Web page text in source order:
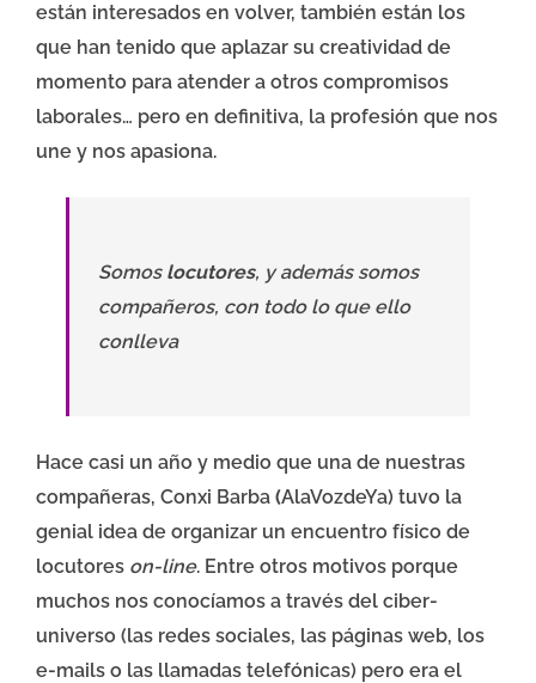
están interesados en volver, también están los
que han tenido que aplazar su creatividad de
momento para atender a otros compromisos
laborales… pero en definitiva, la profesión que nos
une y nos apasiona.
Somos locutores, y además somos
compañeros, con todo lo que ello
conlleva
Hace casi un año y medio que una de nuestras
compañeras, Conxi Barba (AlaVozdeYa) tuvo la
genial idea de organizar un encuentro físico de
locutores on-line. Entre otros motivos porque
muchos nos conocíamos a través del ciber-
universo (las redes sociales, las páginas web, los
e-mails o las llamadas telefónicas) pero era el